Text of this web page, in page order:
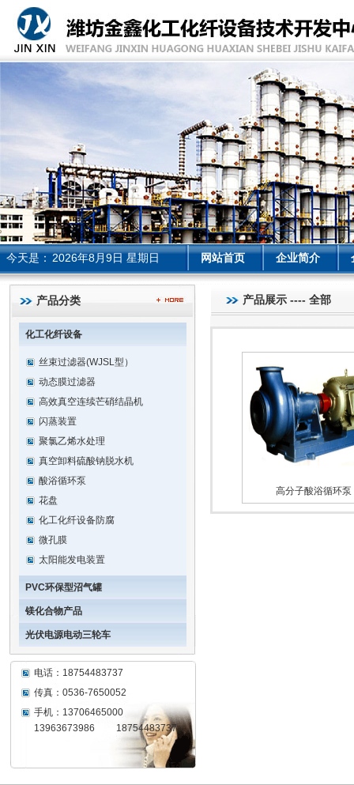
今天是： 2026年8月9日 星期日 网站首页 企业简介
产品分类
化工化纤设备
丝束过滤器(WJSL型）
动态膜过滤器
高效真空连续芒硝结晶机
闪蒸装置
聚氯乙烯水处理
真空卸料硫酸钠脱水机
酸浴循环泵
花盘
化工化纤设备防腐
微孔膜
太阳能发电装置
PVC环保型沼气罐
镁化合物产品
光伏电源电动三轮车
电话：18754483737
传真：0536-7650052
手机：13706465000
13963673986 18754483737
产品展示 ---- 全部
高分子酸浴循环泵